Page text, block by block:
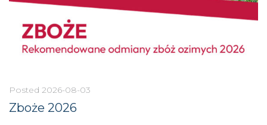
Posted 2026-08-03
Zboże 2026